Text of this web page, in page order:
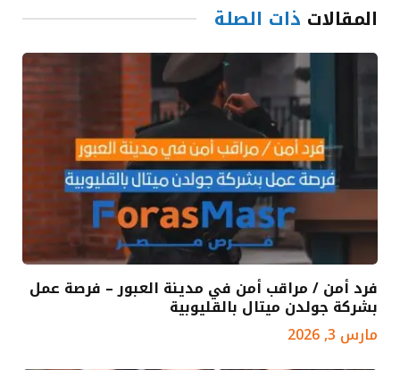
المقالات ذات الصلة
فرد أمن / مراقب أمن في مدينة العبور – فرصة عمل
بشركة جولدن ميتال بالقليوبية
مارس 3, 2026